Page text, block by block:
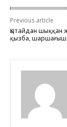
Previous article
Қытайдан шыққан
қызба,